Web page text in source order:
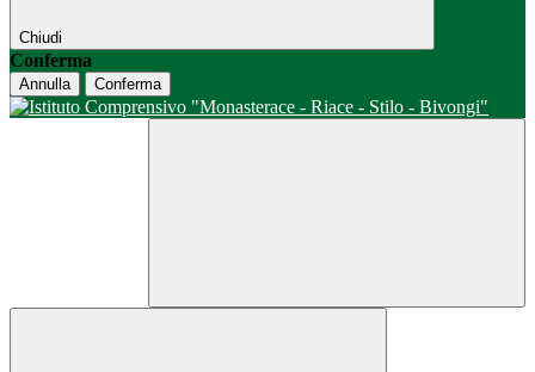
Chiudi
Conferma
Annulla Conferma